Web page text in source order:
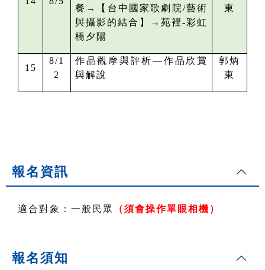
餐→ 【 台中國家歌劇院/藝術
與攝影的結合 】→苑裡-彩虹
橋夕陽
東
15
8/1
2
作品觀摩與評析—作品欣賞
與解說
郭炳
東
報名資訊
適合對象：一般民眾 （須會操作單眼相機）
報名須知